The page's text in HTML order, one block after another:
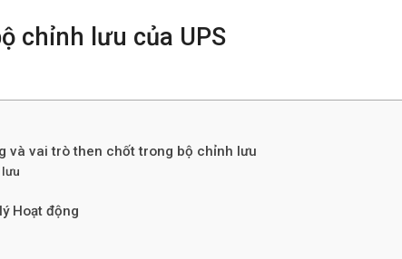
chỉnh lưu của UPS
và vai trò then chốt trong bộ chỉnh lưu
Hoạt động